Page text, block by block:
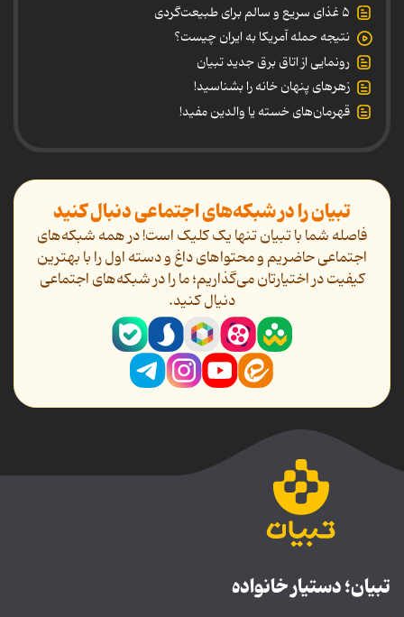
۵ غذای سریع و سالم برای طبیعت‌گردی
نتیجه حمله آمریکا به ایران چیست؟
رونمایی از اتاق برق جدید تبیان
زهرهای پنهان خانه را بشناسید!
قهرمان‌های خسته یا والدین مفید!
تبیان را در شبکه‌های اجتماعی دنبال کنید
فاصله شما با تبیان تنها یک کلیک است! در همه شبکه‌های
اجتماعی حاضریم و محتواهای داغ و دسته اول را با بهترین
کیفیت در اختیارتان می‌گذاریم؛ ما را در شبکه‌های اجتماعی
دنیال کنید.
تبیان؛ دستیار خانواده